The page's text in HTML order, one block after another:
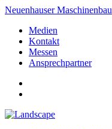
Neuenhauser Maschinenbau
Medien
Kontakt
Messen
Ansprechpartner